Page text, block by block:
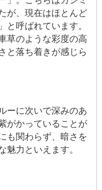
が、現在はほとんど
と呼ばれています。
草のような彩度の高
と落ち着きが感じら
ーに次いで深みのあ
がかっていることが
も関わらず、暗さを
魅力といえます。